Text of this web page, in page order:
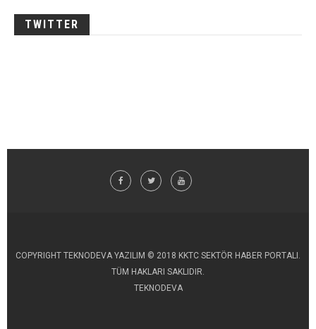
TWITTER
COPYRIGHT TEKNODEVA YAZILIM © 2018 KKTC SEKTÖR HABER PORTALI.
TÜM HAKLARI SAKLIDIR.
TEKNODEVA